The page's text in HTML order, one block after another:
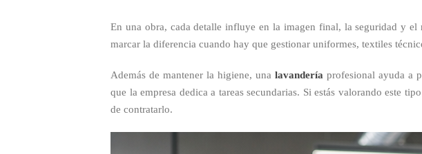
En una obra, cada detalle influye en la imagen final, la seguridad y
marcar la diferencia cuando hay que gestionar uniformes, textiles
Además de mantener la higiene, una lavandería profesional ayuda a
que la empresa dedica a tareas secundarias. Si estás valorando este
de contratarlo.